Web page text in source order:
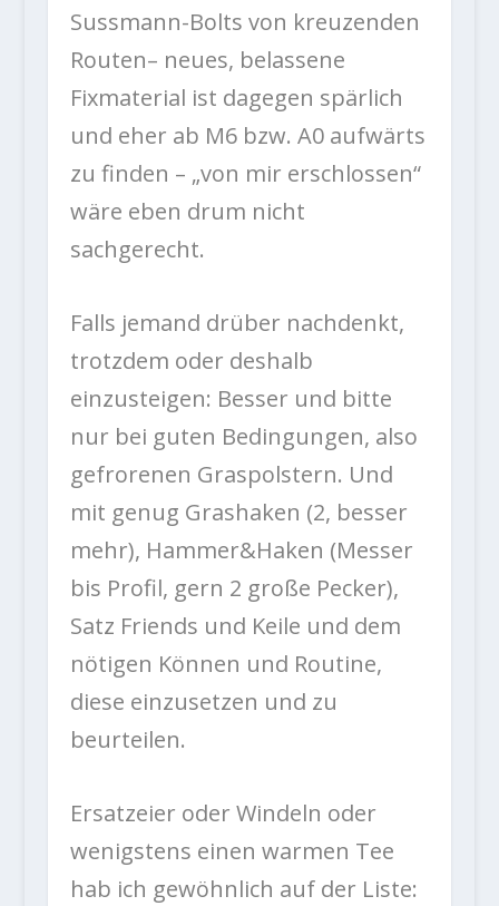
Sussmann-Bolts von kreuzenden
Routen– neues, belassene
Fixmaterial ist dagegen spärlich
und eher ab M6 bzw. A0 aufwärts
zu finden – „von mir erschlossen“
wäre eben drum nicht
sachgerecht.
Falls jemand drüber nachdenkt,
trotzdem oder deshalb
einzusteigen: Besser und bitte
nur bei guten Bedingungen, also
gefrorenen Graspolstern. Und
mit genug Grashaken (2, besser
mehr), Hammer&Haken (Messer
bis Profil, gern 2 große Pecker),
Satz Friends und Keile und dem
nötigen Können und Routine,
diese einzusetzen und zu
beurteilen.
Ersatzeier oder Windeln oder
wenigstens einen warmen Tee
hab ich gewöhnlich auf der Liste: